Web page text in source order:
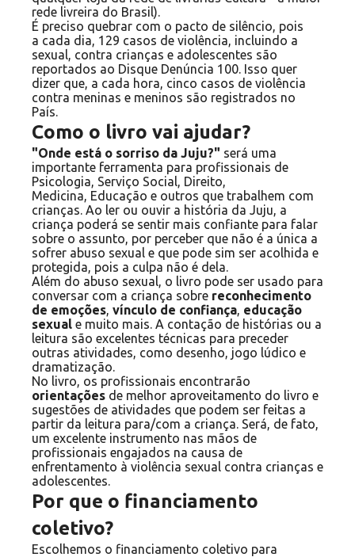
rede livreira do Brasil).
É preciso quebrar com o pacto de silêncio, pois
a cada dia, 129 casos de violência, incluindo a
sexual, contra crianças e adolescentes são
reportados ao Disque Denúncia 100. Isso quer
dizer que, a cada hora, cinco casos de violência
contra meninas e meninos são registrados no
País.
Como o livro vai ajudar?
"Onde está o sorriso da Juju?" será uma
importante ferramenta para profissionais de
Psicologia, Serviço Social, Direito,
Medicina, Educação e outros que trabalhem com
crianças. Ao ler ou ouvir a história da Juju, a
criança poderá se sentir mais confiante para falar
sobre o assunto, por perceber que não é a única a
sofrer abuso sexual e que pode sim ser acolhida e
protegida, pois a culpa não é dela.
Além do abuso sexual, o livro pode ser usado para
conversar com a criança sobre reconhecimento
de emoções, vínculo de confiança, educação
sexual e muito mais. A contação de histórias ou a
leitura são excelentes técnicas para preceder
outras atividades, como desenho, jogo lúdico e
dramatização.
No livro, os profissionais encontrarão
orientações de melhor aproveitamento do livro e
sugestões de atividades que podem ser feitas a
partir da leitura para/com a criança. Será, de fato,
um excelente instrumento nas mãos de
profissionais engajados na causa de
enfrentamento à violência sexual contra crianças e
adolescentes.
Por que o financiamento
coletivo?
Escolhemos o financiamento coletivo para